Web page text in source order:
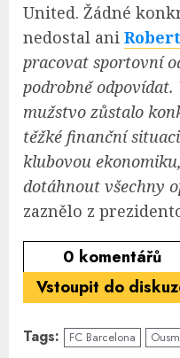
United. Žádné
nedostal ani
pracovat sportovní
podrobně odpovídat.
mužstvo zůstalo
těžké finanční
klubovou
dotáhnout všechny
zaznělo z
0 komentářů
Vstoupit do
Tags: FC Barcelona